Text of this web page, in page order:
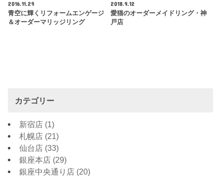
2016.11.29
青空に輝くリフォームエンゲージ
＆オーダーマリッジリング
2018.9.12
愛猫のオーダーメイドリング・神
戸店
カテゴリー
新宿店 (1)
札幌店 (21)
仙台店 (33)
銀座本店 (29)
銀座中央通り店 (20)